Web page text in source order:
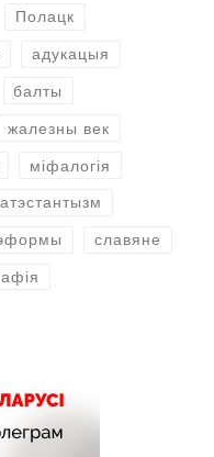
Полацк
адукацыя
балты
жалезны век
міфалогія
славяне